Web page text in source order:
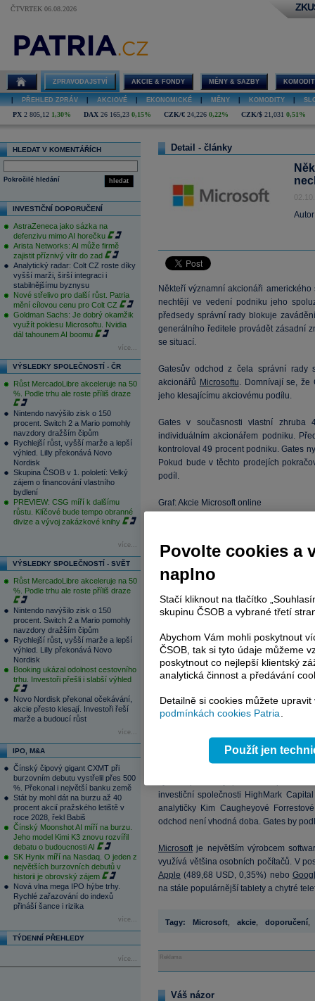
ČTVRTEK 06.08.2026
ZPRAVODAJSTVÍ AKCIE & FONDY MĚNY & SAZBY
PŘEHLED ZPRÁV AKCIOVÉ EKONOMICKÉ MĚNY KOMODITY
PX 2 805,12 1,30% DAX 26 165,23 0,15% CZK/€ 24,226 0,22% CZK/$ 21,031 0,51%
HLEDAT V KOMENTÁŘÍCH
hledat
Pokročilé hledání
INVESTIČNÍ DOPORUČENÍ
AstraZeneca jako sázka na
defenzivu mimo AI horečku
Arista Networks: AI může firmě
zajistit příznivý vítr do zad
Analytický radar: Colt CZ roste díky
vyšší marži, širší integraci i
stabilnějšímu byznysu
Nové střelivo pro další růst. Patria
mění cílovou cenu pro Colt CZ
Goldman Sachs: Je dobrý okamžik
využít poklesu Microsoftu. Nvidia
dál tahounem AI boomu
více...
VÝSLEDKY SPOLEČNOSTÍ - ČR
Růst MercadoLibre akceleruje na 50
%. Podle trhu ale roste příliš draze
Nintendo navýšilo zisk o 150
procent. Switch 2 a Mario pomohly
navzdory dražším čipům
Rychlejší růst, vyšší marže a lepší
výhled. Lilly překonává Novo
Nordisk
Skupina ČSOB v 1. pololetí: Velký
zájem o financování vlastního
bydlení
PREVIEW: CSG míří k dalšímu
růstu. Klíčové bude tempo obranné
divize a vývoj zakázkové knihy
více...
VÝSLEDKY SPOLEČNOSTÍ - SVĚT
Růst MercadoLibre akceleruje na 50
%. Podle trhu ale roste příliš draze
Nintendo navýšilo zisk o 150
procent. Switch 2 a Mario pomohly
navzdory dražším čipům
Rychlejší růst, vyšší marže a lepší
výhled. Lilly překonává Novo
Nordisk
Booking ukázal odolnost cestovního
trhu. Investoři přešli i slabší výhled
Novo Nordisk překonal očekávání,
akcie přesto klesají. Investoři řeší
marže a budoucí růst
více...
IPO, M&A
Čínský čipový gigant CXMT při
burzovním debutu vystřelil přes 500
%. Překonal i největší banku země
Stát by mohl dát na burzu až 40
procent akcií pražského letiště v
roce 2028, řekl Babiš
Čínský Moonshot AI míří na burzu.
Jeho model Kimi K3 znovu rozvířil
debatu o budoucnosti AI
SK Hynix míří na Nasdaq. O jeden z
největších burzovních debutů v
historii je obrovský zájem
Nová vlna mega IPO hýbe trhy.
Rychlé zařazování do indexů
přináší šance i rizika
více...
TÝDENNÍ PŘEHLEDY
více...
Detail - články
Někteří významní akcionáři
nechtějí ve vedení podniku jeho
předsedy správní rady blokuje
generálního ředitele provádět zásadní
se situací.
Gatesův odchod z čela správní
akcionářů Microsoftu. Domnívají se, že
jeho klesajícímu akciovému podílu.
Gates v současnosti vlastní
individuálním akcionářem podniku.
kontroloval 49 procent podniku. Gates
Pokud bude v těchto prodejích
podíl.
Graf: Akcie Microsoft online
nyní hledá nového
investiční společnosti HighMark
analytičky Kim Caugheyové
odchod není vhodná doba. Gates by
Microsoft je největším výrobcem
využívá většina osobních počítačů. V
Apple (489,68 USD, 0,35%) nebo
na stále populárnější tablety a chytré
Tagy: Microsoft akcie doporučení
Reklama
Váš názor
Povolte cookies a
naplno
Stačí kliknout na tlačítko
skupinu ČSOB a vybrané třetí
Abychom Vám mohli poskytnout
ČSOB, tak si tyto údaje můžeme
poskytnout co nejlepší klientský
analytická činnost a předávání
Detailně si cookies můžete
podmínkách cookies Patria
Použít jen